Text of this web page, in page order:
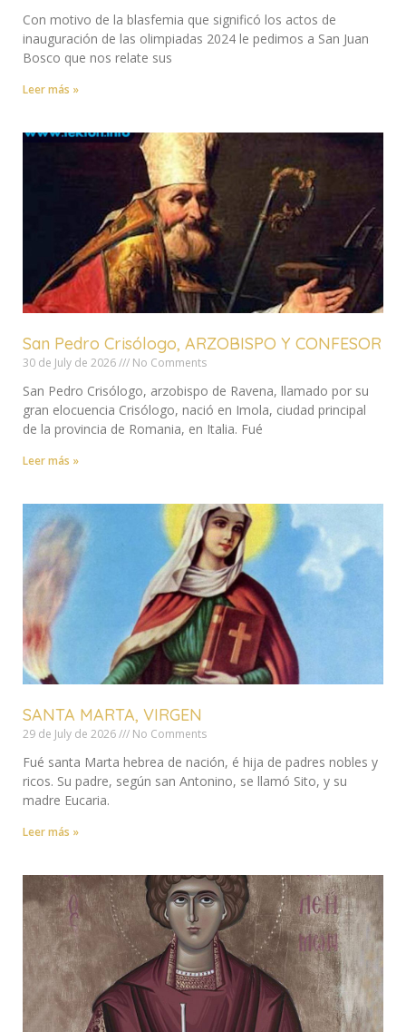
Con motivo de la blasfemia que significó los actos de
inauguración de las olimpiadas 2024 le pedimos a San Juan
Bosco que nos relate sus
Leer más »
San Pedro Crisólogo, ARZOBISPO Y CONFESOR
30 de July de 2026 No Comments
San Pedro Crisólogo, arzobispo de Ravena, llamado por su
gran elocuencia Crisólogo, nació en Imola, ciudad principal
de la provincia de Romania, en Italia. Fué
Leer más »
SANTA MARTA, VIRGEN
29 de July de 2026 No Comments
Fué santa Marta hebrea de nación, é hija de padres nobles y
ricos. Su padre, según san Antonino, se llamó Sito, y su
madre Eucaria.
Leer más »